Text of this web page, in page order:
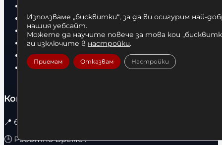
Детски дрехи
Суичъри
Фитнес оборудване и аксесоари
Бягащи пътеки
Велоергометри
Контакти
📍 бул. Христо Ботев 67 гр. София / 1303
🕒 Работно Време :
Използваме „бисквитки“, за да ви осигурим най-
нашия уебсайт.
Можете да научите повече за това кои
ги изключите в настройки.
Приемам Отказвам Настройки